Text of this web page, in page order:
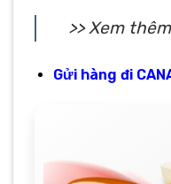
>> Xem
Gửi hàng đi